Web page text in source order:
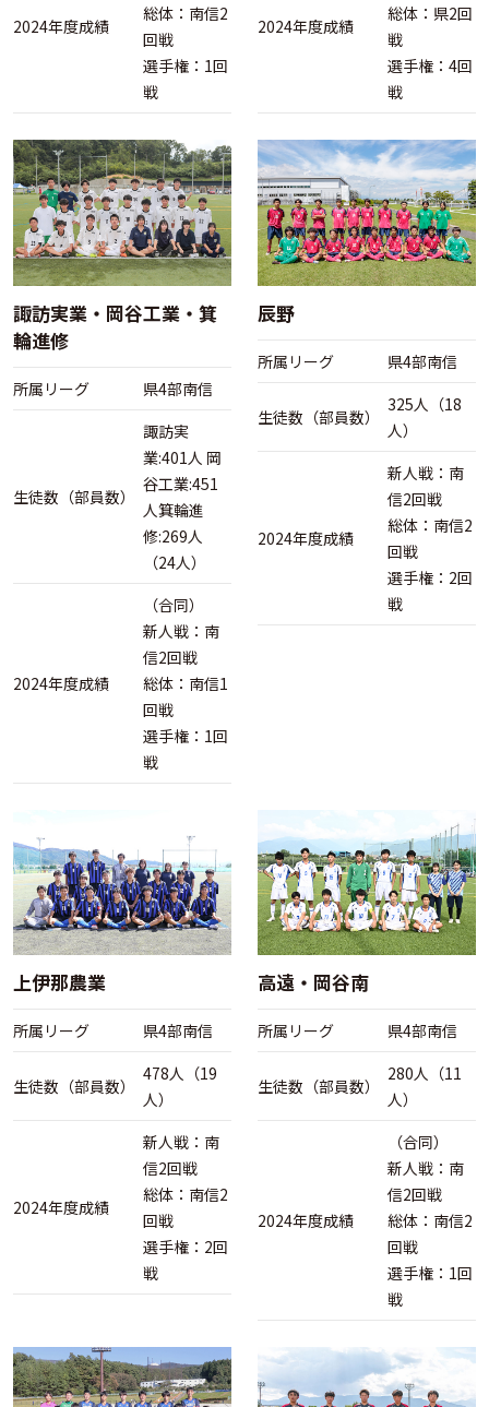
2024年度成績
総体： 南信2
回戦
選手権：1回
戦
2024年度成績
総体：県2回
戦
選手権：4回
戦
諏訪実業・岡谷工業・箕
輪進修
所属リーグ 県4部南信
生徒数（部員数）
諏訪実
業:401人 岡
谷工業:451
人箕輪進
修:269人
（24人）
2024年度成績
（合同）
新人戦：南
信2回戦
総体：南信1
回戦
選手権：1回
戦
辰野
所属リーグ 県4部南信
生徒数（部員数）
325人（18
人）
2024年度成績
新人戦：南
信2回戦
総体：南信2
回戦
選手権：2回
戦
上伊那農業
所属リーグ 県4部南信
生徒数（部員数）
478人（19
人）
2024年度成績
新人戦：南
信2回戦
総体：南信2
回戦
選手権：2回
戦
高遠・岡谷南
所属リーグ 県4部南信
生徒数（部員数）
280人（11
人）
2024年度成績
（合同）
新人戦：南
信2回戦
総体：南信2
回戦
選手権：1回
戦